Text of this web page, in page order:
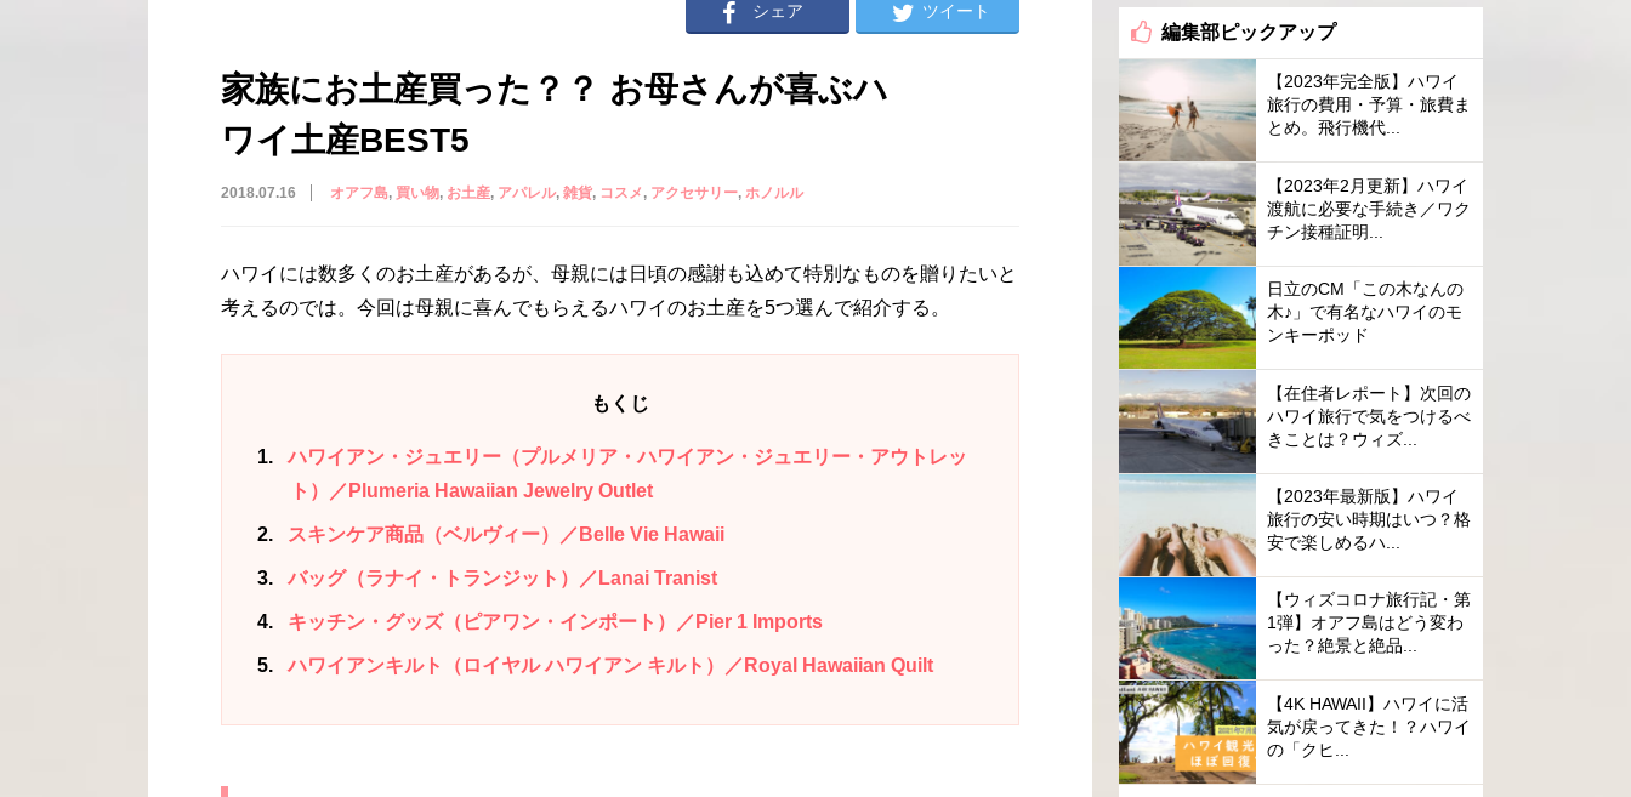
シェア ツイート
家族にお土産買った？？ お母さんが喜ぶハ
ワイ土産BEST5
2018.07.16 オアフ島 買い物 お土産 アパレル 雑貨 コスメ アクセサリー ホノルル
ハワイには数多くのお土産があるが、母親には日頃の感謝も込めて特別なものを贈りたいと
考えるのでは。今回は母親に喜んでもらえるハワイのお土産を5つ選んで紹介する。
もくじ
1
ハワイアン・ジュエリー（プルメリア・ハワイアン・ジュエリー・アウトレッ
ト）／Plumeria Hawaiian Jewelry Outlet
2 スキンケア商品（ベルヴィー）／Belle Vie Hawaii
3 バッグ（ラナイ・トランジット）／Lanai Tranist
4 キッチン・グッズ（ピアワン・インポート）／Pier 1 Imports
5 ハワイアンキルト（ロイヤル ハワイアン キルト）／Royal Hawaiian Quilt
編集部ピックアップ
【2023年完全版】ハワイ
旅行の費用・予算・旅費ま
とめ。飛行機代...
【2023年2月更新】ハワイ
渡航に必要な手続き／ワク
チン接種証明...
日立のCM「この木なんの
木♪」で有名なハワイのモ
ンキーポッド
【在住者レポート】次回の
ハワイ旅行で気をつけるべ
きことは？ウィズ...
【2023年最新版】ハワイ
旅行の安い時期はいつ？格
安で楽しめるハ...
【ウィズコロナ旅行記・第
1弾】オアフ島はどう変わ
った？絶景と絶品...
【4K HAWAII】ハワイに活
気が戻ってきた！？ハワイ
の「クヒ...